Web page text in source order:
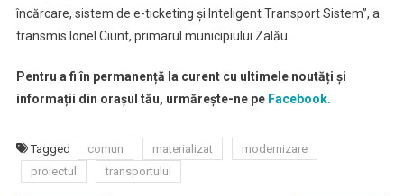
încărcare, sistem de e-ticketing și Inteligent Transport Sistem”, a
transmis Ionel Ciunt, primarul municipiului Zalău.
Pentru a fi în permanență la curent cu ultimele noutăți și
informații din orașul tău, urmărește-ne peFacebook.
Tagged comun materializat
modernizare
proiectul
transportului